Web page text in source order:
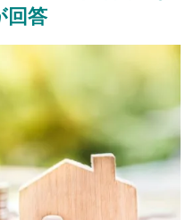
回答